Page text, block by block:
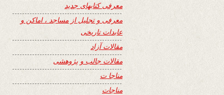
معرفی کتابهای جدید
معرفی و تجلیل از مساجد ، اماکن و
عابدات تاریخی
مقالات آزاد
مقالات جالب و پژوهشی
مناجا ت
مناجات